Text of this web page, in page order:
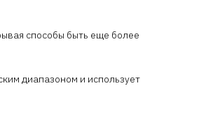
способы быть еще более
диапазоном и использует